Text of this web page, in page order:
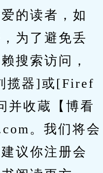
的读者，如
为了避免丢
搜索访问，
揽器]或[Firef
并收蔵【博看
。我们将会
议你注册会